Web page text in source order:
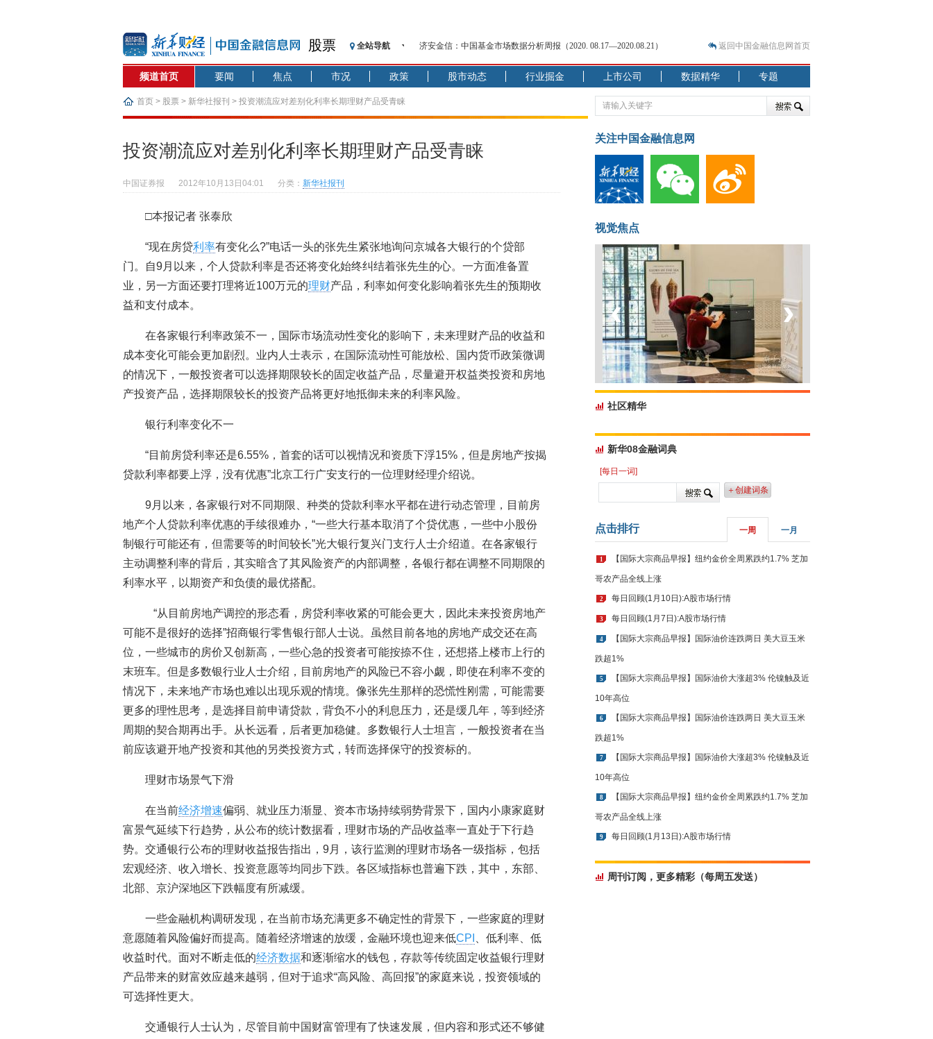
股票 全站导航
济安金信：中国基金市场数据分析周报（2020. 08.17—2020.08.21）
【见·闻】疫情下，新加坡旅游业步履维艰
记者手记：疫情下的香港零售业如何浴火重生？
【见·闻】疫情下一家香港传统零售商的转型突围之旅
济安金信：中国基金市场数据分析周报（2020. 07.27—2020.07.31）
【新华财经调查】同业存单、结构性存款玩起“跷跷板” 结构性失衡藏
在“隐秘的角落”
央行公开市场净投放300亿元 短端资金利率明显下行
基本面及股市双轮冲击 债市回调十年期债表现最弱
恒生聚源：北斗收官之星发射成功，全产业链解析
返回中国金融信息网首页
频道首页 要闻 焦点 市况 政策 股市动态 行业掘金 上市公司 数据精华 专题
首页 > 股票 > 新华社报刊 > 投资潮流应对差别化利率长期理财产品受青睐
投资潮流应对差别化利率长期理财产品受青睐
中国证券报 2012年10月13日04:01 分类： 新华社报刊
□本报记者 张泰欣
“现在房贷利率有变化么?”电话一头的张先生紧张地询问京城各大银行的个贷部
门。自9月以来，个人贷款利率是否还将变化始终纠结着张先生的心。一方面准备置
业，另一方面还要打理将近100万元的理财产品，利率如何变化影响着张先生的预期收
益和支付成本。
在各家银行利率政策不一，国际市场流动性变化的影响下，未来理财产品的收益和
成本变化可能会更加剧烈。业内人士表示，在国际流动性可能放松、国内货币政策微调
的情况下，一般投资者可以选择期限较长的固定收益产品，尽量避开权益类投资和房地
产投资产品，选择期限较长的投资产品将更好地抵御未来的利率风险。
银行利率变化不一
“目前房贷利率还是6.55%，首套的话可以视情况和资质下浮15%，但是房地产按揭
贷款利率都要上浮，没有优惠”北京工行广安支行的一位理财经理介绍说。
9月以来，各家银行对不同期限、种类的贷款利率水平都在进行动态管理，目前房
地产个人贷款利率优惠的手续很难办，“一些大行基本取消了个贷优惠，一些中小股份
制银行可能还有，但需要等的时间较长”光大银行复兴门支行人士介绍道。在各家银行
主动调整利率的背后，其实暗含了其风险资产的内部调整，各银行都在调整不同期限的
利率水平，以期资产和负债的最优搭配。
“从目前房地产调控的形态看，房贷利率收紧的可能会更大，因此未来投资房地产
可能不是很好的选择”招商银行零售银行部人士说。虽然目前各地的房地产成交还在高
位，一些城市的房价又创新高，一些心急的投资者可能按捺不住，还想搭上楼市上行的
末班车。但是多数银行业人士介绍，目前房地产的风险已不容小觑，即使在利率不变的
情况下，未来地产市场也难以出现乐观的情境。像张先生那样的恐慌性刚需，可能需要
更多的理性思考，是选择目前申请贷款，背负不小的利息压力，还是缓几年，等到经济
周期的契合期再出手。从长远看，后者更加稳健。多数银行人士坦言，一般投资者在当
前应该避开地产投资和其他的另类投资方式，转而选择保守的投资标的。
理财市场景气下滑
在当前经济增速偏弱、就业压力渐显、资本市场持续弱势背景下，国内小康家庭财
富景气延续下行趋势，从公布的统计数据看，理财市场的产品收益率一直处于下行趋
势。交通银行公布的理财收益报告指出，9月，该行监测的理财市场各一级指标，包括
宏观经济、收入增长、投资意愿等均同步下跌。各区域指标也普遍下跌，其中，东部、
北部、京沪深地区下跌幅度有所减缓。
一些金融机构调研发现，在当前市场充满更多不确定性的背景下，一些家庭的理财
意愿随着风险偏好而提高。随着经济增速的放缓，金融环境也迎来低CPI
、低利率、低
收益时代。面对不断走低的经济数据和逐渐缩水的钱包，存款等传统固定收益银行理财
产品带来的财富效应越来越弱，但对于追求“高风险、高回报”的家庭来说，投资领域的
可选择性更大。
交通银行人士认为，尽管目前中国财富管理有了快速发展，但内容和形式还不够健
关注中国金融信息网
视觉焦点
坐上火车看老挝
‹ ›
社区精华
新华08金融词典
[每日一词]
＋创建词条
点击排行 一周 一月
1 【国际大宗商品早报】纽约金价全周累跌约1.7% 芝加
哥农产品全线上涨
2 每日回顾(1月10日):A股市场行情
3 每日回顾(1月7日):A股市场行情
4 【国际大宗商品早报】国际油价连跌两日 美大豆玉米
跌超1%
5 【国际大宗商品早报】国际油价大涨超3% 伦镍触及近
10年高位
6 【国际大宗商品早报】国际油价连跌两日 美大豆玉米
跌超1%
7 【国际大宗商品早报】国际油价大涨超3% 伦镍触及近
10年高位
8 【国际大宗商品早报】纽约金价全周累跌约1.7% 芝加
哥农产品全线上涨
9 每日回顾(1月13日):A股市场行情
周刊订阅，更多精彩（每周五发送）